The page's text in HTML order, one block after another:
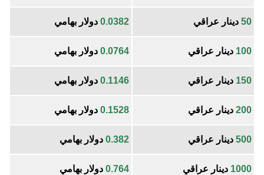
50 دينار عراقي 0.0382 دولار بهامي
100 دينار عراقي 0.0764 دولار بهامي
150 دينار عراقي 0.1146 دولار بهامي
200 دينار عراقي 0.1528 دولار بهامي
500 دينار عراقي 0.382 دولار بهامي
1000 دينار عراقي 0.764 دولار بهامي